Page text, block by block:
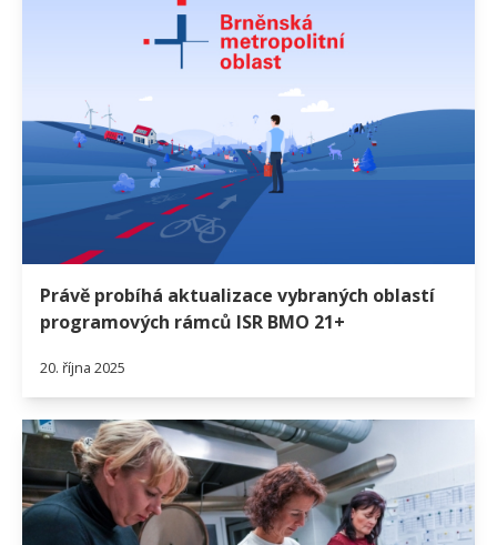
Právě probíhá aktualizace vybraných oblastí
programových rámců ISR BMO 21+
20. října 2025